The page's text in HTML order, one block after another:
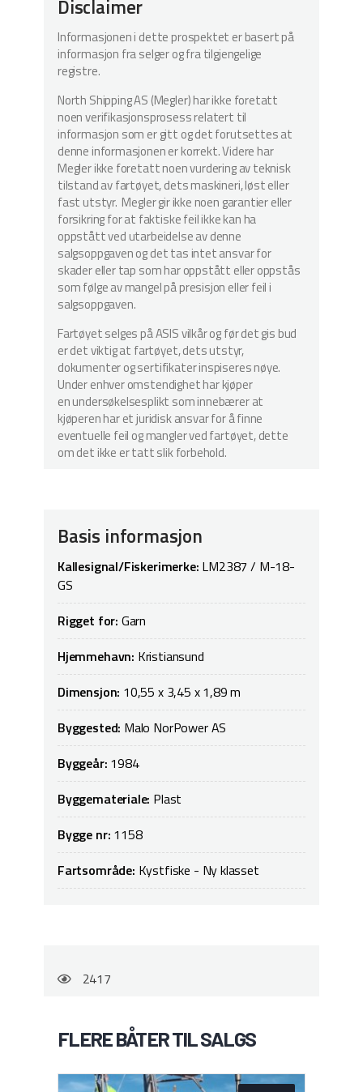
Disclaimer
Informasjonen i dette prospektet er basert på
informasjon fra selger og fra tilgjengelige
registre.
North Shipping AS (Megler) har ikke foretatt
noen verifikasjonsprosess relatert til
informasjon som er gitt og det forutsettes at
denne informasjonen er korrekt. Videre har
Megler ikke foretatt noen vurdering av teknisk
tilstand av fartøyet, dets maskineri, løst eller
fast utstyr. Megler gir ikke noen garantier eller
forsikring for at faktiske feil ikke kan ha
oppstått ved utarbeidelse av denne
salgsoppgaven og det tas intet ansvar for
skader eller tap som har oppstått eller oppstås
som følge av mangel på presisjon eller feil i
salgsoppgaven.
Fartøyet selges på ASIS vilkår og før det gis bud
er det viktig at fartøyet, dets utstyr,
dokumenter og sertifikater inspiseres nøye.
Under enhver omstendighet har kjøper
en undersøkelsesplikt som innebærer at
kjøperen har et juridisk ansvar for å finne
eventuelle feil og mangler ved fartøyet, dette
om det ikke er tatt slik forbehold.
Basis informasjon
Kallesignal/Fiskerimerke: LM2387 / M-18-
GS
Rigget for: Garn
Hjemmehavn: Kristiansund
Dimensjon: 10,55 x 3,45 x 1,89 m
Byggested: Malo NorPower AS
Byggeår: 1984
Byggemateriale: Plast
Bygge nr: 1158
Fartsområde: Kystfiske - Ny klasset
2417
FLERE BÅTER TIL SALGS